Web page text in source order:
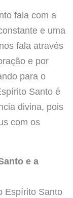
fala com a
e uma
fala através
e por
para o
Santo é
divina, pois
com os
e a
Espírito Santo